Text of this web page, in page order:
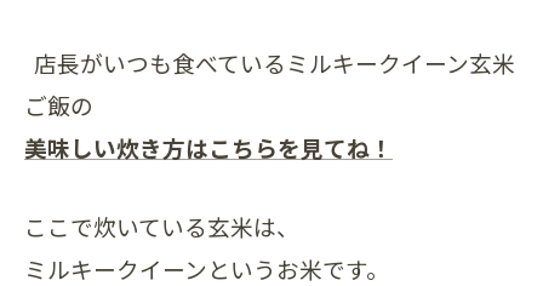
店長がいつも食べているミルキークイーン玄米
ご飯の
美味しい炊き方はこちらを見てね！
ここで炊いている玄米は、
ミルキークイーンというお米です。